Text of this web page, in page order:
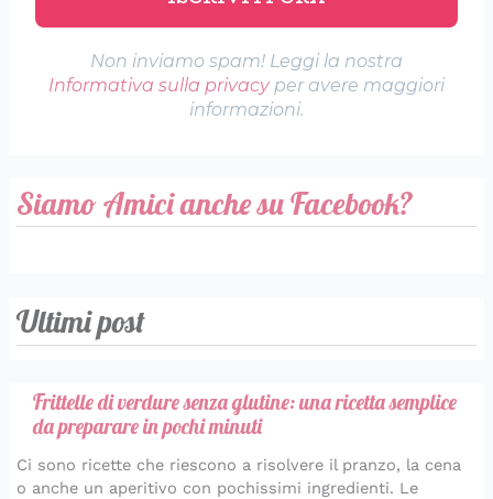
Non inviamo spam! Leggi la nostra
Informativa sulla privacyper avere maggiori
informazioni.
Siamo Amici anche su Facebook?
Ultimi post
Frittelle di verdure senza glutine: una ricetta semplice
da preparare in pochi minuti
Ci sono ricette che riescono a risolvere il pranzo, la cena
o anche un aperitivo con pochissimi ingredienti. Le